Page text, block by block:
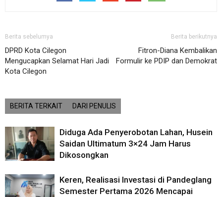
Berita sebelumya
DPRD Kota Cilegon
Mengucapkan Selamat Hari Jadi
Kota Cilegon
Berita berikutnya
Fitron-Diana Kembalikan
Formulir ke PDIP dan Demokrat
BERITA TERKAIT DARI PENULIS
Diduga Ada Penyerobotan Lahan, Husein
Saidan Ultimatum 3×24 Jam Harus
Dikosongkan
Keren, Realisasi Investasi di Pandeglang
Semester Pertama 2026 Mencapai